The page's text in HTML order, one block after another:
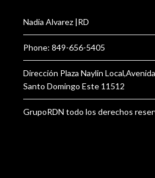
Nadia Alvarez |RD
Phone: 849-656-5405
Dirección Plaza Naylin
Santo Domingo Este 11512
GrupoRDN todo los derechos